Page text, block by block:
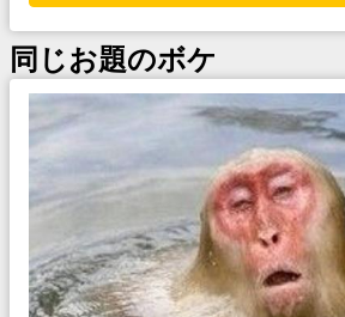
同じお題のボケ